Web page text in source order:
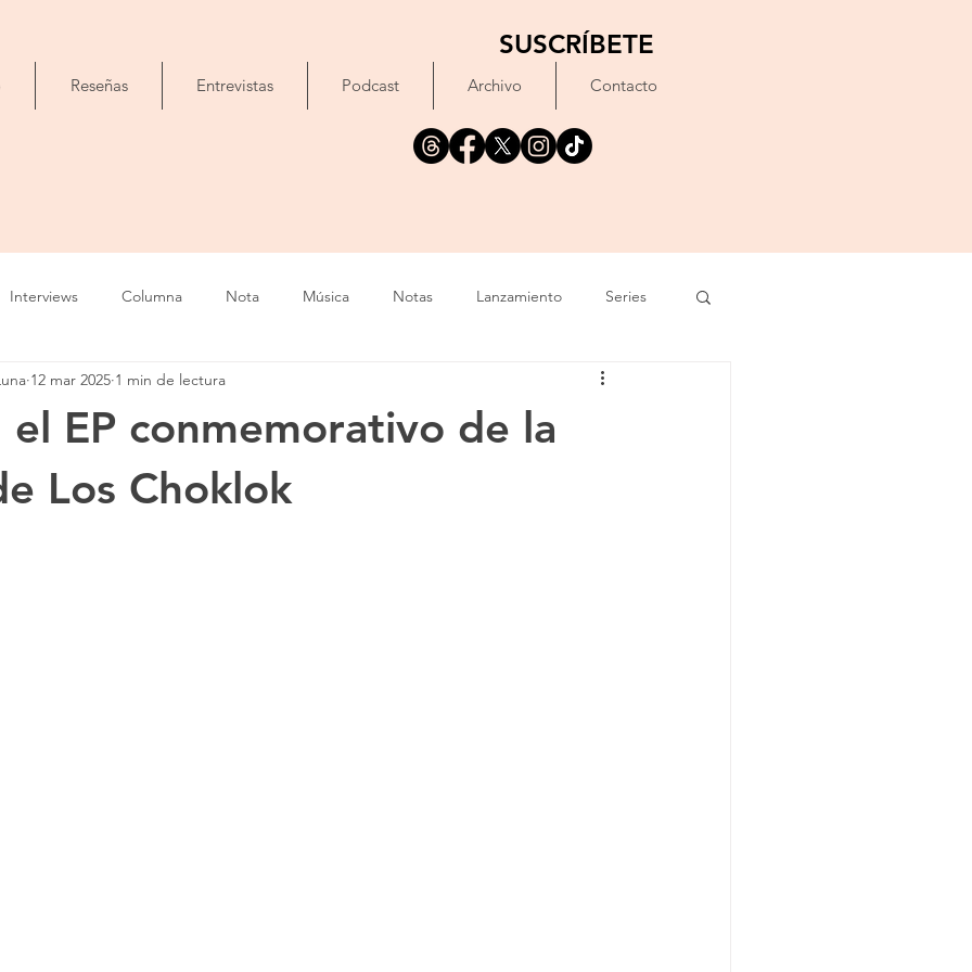
SUSCRÍBETE
Reseñas Entrevistas Podcast Archivo Contacto
Interviews Columna Nota Música Notas Lanzamiento Series
Cine Foto Exposición Festival
Evento Cómic Canción
EP conmemorativo de la
Los Choklok
12 mar 2025 1 min de lectura